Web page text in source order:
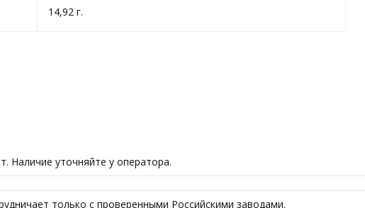
14,92 г.
Наличие уточняйте у оператора.
только с проверенными Российскими заводами.